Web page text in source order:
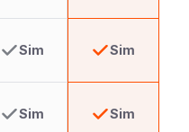
Sim Sim
Sim Sim